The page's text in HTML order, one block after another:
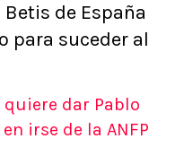
de España
para suceder al
dar Pablo
irse de la ANFP